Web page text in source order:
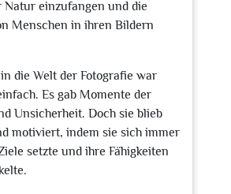
Natur einzufangen und die
Menschen in ihren Bildern
die Welt der Fotografie war
Es gab Momente der
Unsicherheit. Doch sie blieb
motiviert, indem sie sich immer
setzte und ihre Fähigkeiten